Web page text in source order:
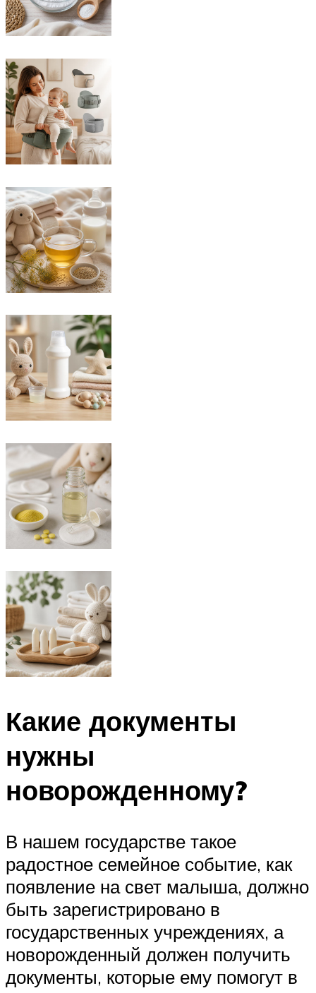
Какие документы
нужны
новорожденному?
В нашем государстве такое
радостное семейное событие, как
появление на свет малыша, должно
быть зарегистрировано в
государственных учреждениях, а
новорожденный должен получить
документы, которые ему помогут в